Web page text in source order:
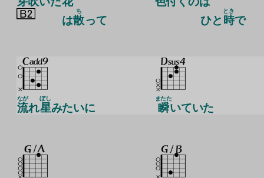
は散
ち
って
ひと 時
とき
で
流
なが
れ星
ぼし
みたいに 瞬
またた
いていた